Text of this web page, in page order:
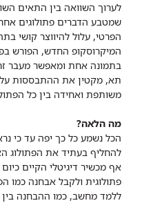
לערוך השוואה בין התאים
שמטבע הדברים פתולוגים
הפרטי, עלול להיווצר קושי
המיקרוסקופ החדש, הפורש
בתמונה אחת ומאפשר מעבר
תא, מקטין את ההתבססות על
משותפת ואחידה בין כל
מה הלאה?
הכל נשמע כל כך יפה עד כי
להחליף בעתיד את הפתולוג
אף מכשיר דיגיטלי הקיים
פתולוגית ולקבל אבחנה כמו
ללמד מחשב, כמו ההבחנה